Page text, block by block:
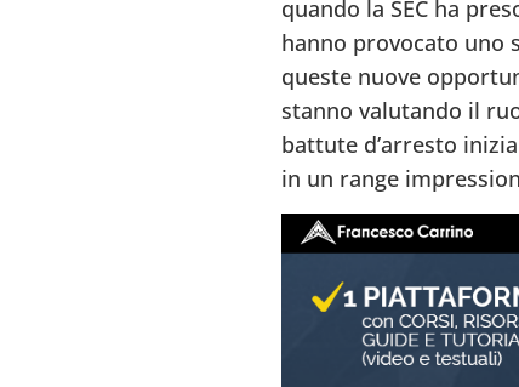
quando la SEC ha
hanno provocato uno
queste nuove
stanno valutando il
battute d’arresto
in un range